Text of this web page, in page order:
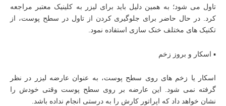
تاول می شود؛ به همین دلیل باید برای لیزر به کلینیک معتبر مراجعه
کرد. در حال حاضر برای جلوگیری کردن از تاول در سطح پوست، از
تکنیک‌ های مختلف خنک سازی استفاده نمود.
▪︎ اسکار و بروز زخم
اسکار یا زخم های روی سطح پوست، به عنوان عارضه لیزر در نظر
گرفته نمی شود. این عارضه بر روی سطح پوست وقتی خودش را
نشان خواهد داد که اپراتور کارش را به درستی انجام نداده باشد.